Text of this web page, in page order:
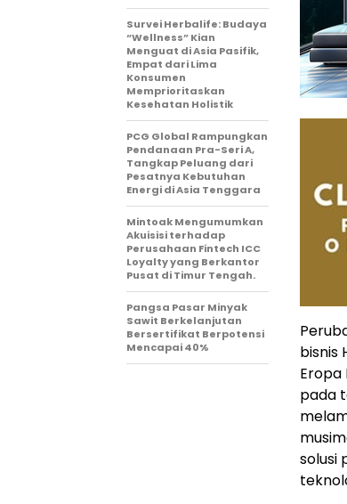
bisnis
Eropa
pada
solusi
Survei Herbalife: Budaya
“Wellness” Kian
Menguat di Asia Pasifik,
Empat dari Lima
Konsumen
Memprioritaskan
Kesehatan Holistik
PCG Global Rampungkan
Pendanaan Pra-Seri A,
Tangkap Peluang dari
Pesatnya Kebutuhan
Energi di Asia Tenggara
Mintoak Mengumumkan
Akuisisi terhadap
Perusahaan Fintech ICC
Loyalty yang Berkantor
Pusat di Timur Tengah.
Pangsa Pasar Minyak
Sawit Berkelanjutan
Bersertifikat Berpotensi
Mencapai 40%